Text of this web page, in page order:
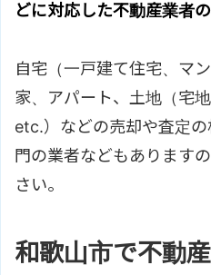
どに対応した不動産業者
自宅（一戸建て住宅、マ
家、アパート、土地（宅
etc.）などの売却や査定
門の業者などもあります
さい。
和歌山市で不動